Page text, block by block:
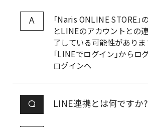
A
「Naris ONLINE STORE」
とLINEのアカウントとの
了している可能性がありま
「LINEでログイン」からロ
ログインへ
Q LINE連携とは何ですか?